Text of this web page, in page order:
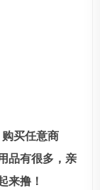
购买任意商
品有很多，亲
来撸！